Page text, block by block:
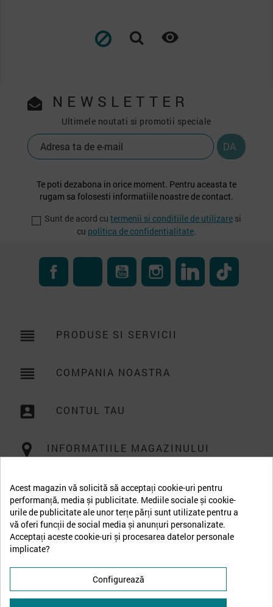

NEWSLETTER
Ultimele noutati si promotii speciale
Te poti dezabona in orice moment. Pentru aceasta te
rugam sa folosesti informatiile noastre de contact.
Sunt de acord cu termenii si conditiile de utilizare si
cu politica de confidentialitate
FacebookRSS YouTube InstagramLinkedIn
reorder PRODUSE SI SERVICII
reorder COMPANIA NOASTRA
account_box CONTUL TAU
INFORMATIILE MAGAZINULUI
Acest magazin vă solicită să acceptați cookie-uri pentru
performanță, media și publicitate. Mediile sociale și cookie-
urile de publicitate ale unor terțe părți sunt utilizate pentru a
vă oferi funcții de social media și anunțuri personalizate.
Acceptați aceste cookie-uri și procesarea datelor personale
implicate?
Configurează